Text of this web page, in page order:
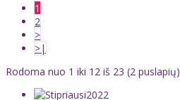
1
2
>
>|
Rodoma nuo 1 iki 12 iš 23 (2 puslapių)